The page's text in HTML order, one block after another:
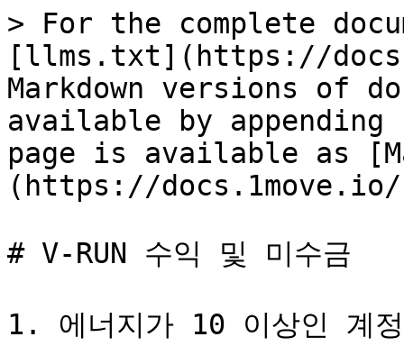
> For the complete
[llms.txt](https://
Markdown versions of
available by
page is available as
(https://
# V-RUN 수익 및 미수금
1. 에너지가 10 이상인 계